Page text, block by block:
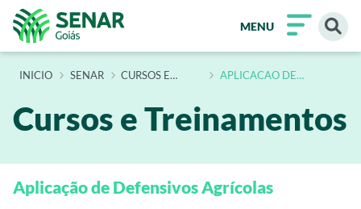
MENU
INÍCIO SENAR CURSOS E APLICACAO DE
Cursos e Treinamentos
Aplicação de Defensivos Agrícolas